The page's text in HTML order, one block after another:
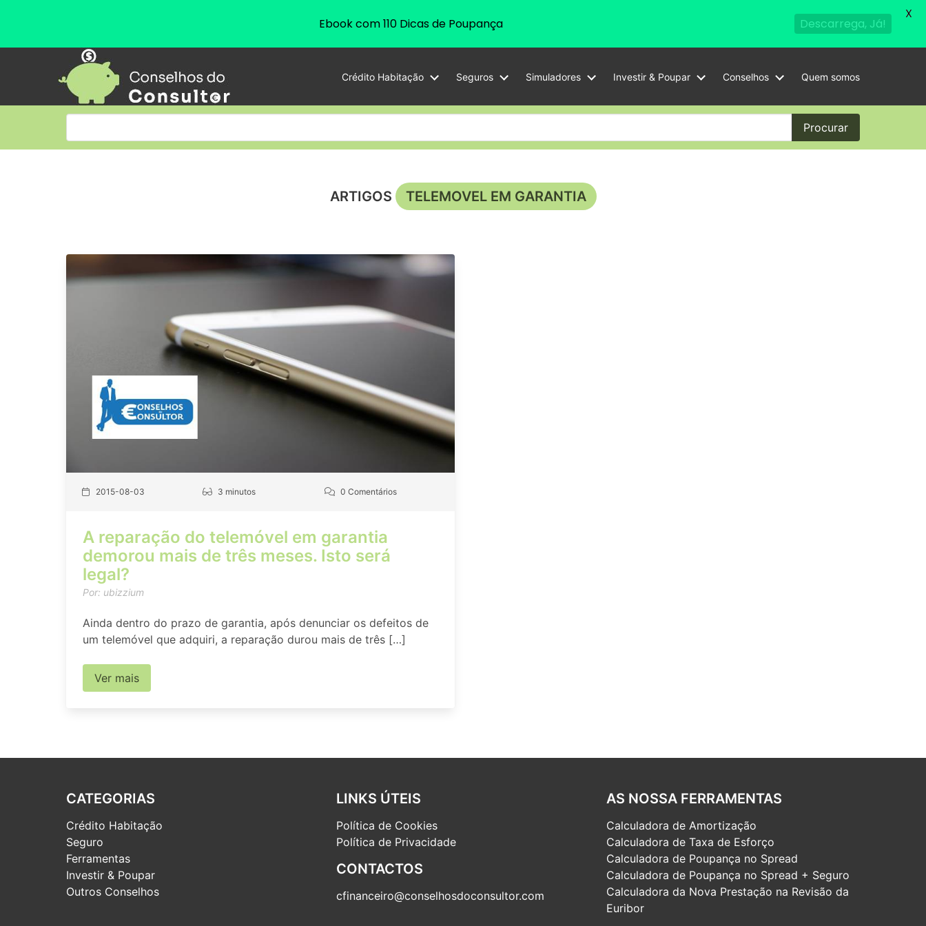
Crédito Habitação Seguros Simuladores Investir & Poupar Conselhos Quem somos
Procurar
ARTIGOS TELEMOVEL EM GARANTIA
2015-08-03 3 minutos 0 Comentários
A reparação do telemóvel em garantia
demorou mais de três meses. Isto será
legal?
Por: ubizzium
Ainda dentro do prazo de garantia, após denunciar os defeitos de
um telemóvel que adquiri, a reparação durou mais de três […]
Ver mais
CATEGORIAS
Crédito Habitação
Seguro
Ferramentas
Investir & Poupar
Outros Conselhos
LINKS ÚTEIS
Política de Cookies
Política de Privacidade
CONTACTOS
cfinanceiro@conselhosdoconsultor.com
AS NOSSA FERRAMENTAS
Calculadora de Amortização
Calculadora de Taxa de Esforço
Calculadora de Poupança no Spread
Calculadora de Poupança no Spread + Seguro
Calculadora da Nova Prestação na Revisão da
Euribor
Ebook com 110 Dicas de Poupança Descarrega, Já!
X